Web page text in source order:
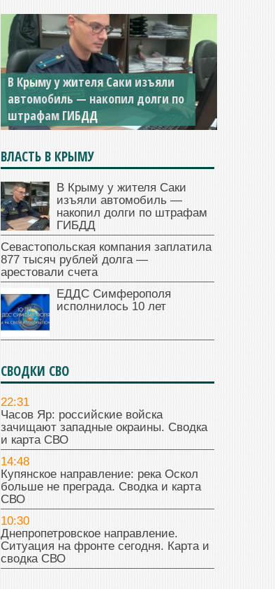
В Крыму у жителя Саки изъяли
автомобиль — накопил долги по
штрафам ГИБДД
ВЛАСТЬ В КРЫМУ
В Крыму у жителя Саки
изъяли автомобиль —
накопил долги по штрафам
ГИБДД
Севастопольская компания заплатила
877 тысяч рублей долга —
арестовали счета
ЕДДС Симферополя
исполнилось 10 лет
СВОДКИ СВО
22:31
Часов Яр: российские войска
зачищают западные окраины. Сводка
и карта СВО
14:48
Купянское направление: река Оскол
больше не преграда. Сводка и карта
СВО
10:30
Днепропетровское направление.
Ситуация на фронте сегодня. Карта и
сводка СВО